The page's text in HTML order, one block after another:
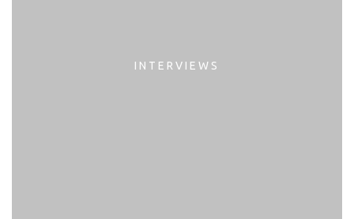
INTERVIEWS